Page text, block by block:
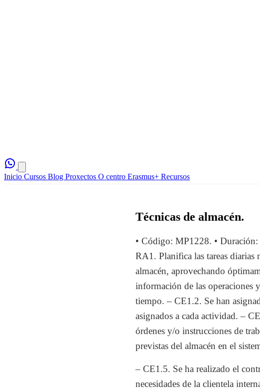
Inicio Cursos Blog Proxectos O centro Erasmus+ Recursos
Técnicas de almacén.
• Código: MP1228. • Duración:
RA1. Planifica las tareas diarias
almacén, aprovechando
información de las operaciones
tiempo. – CE1.2. Se han
asignados a cada actividad. –
órdenes y/o instrucciones de
previstas del almacén en el
– CE1.5. Se ha realizado el
necesidades de la clientela